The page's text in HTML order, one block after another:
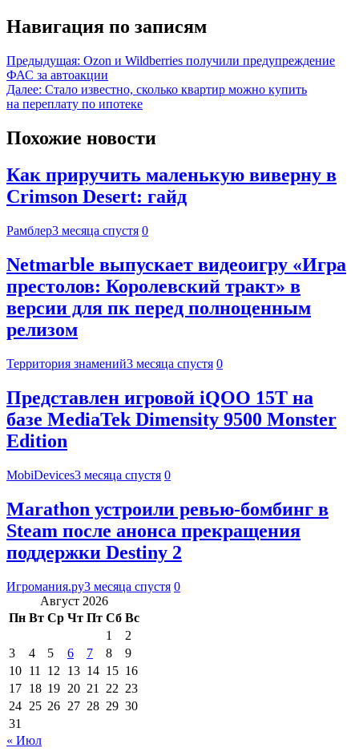
Навигация по записям
Предыдущая: Ozon и Wildberries получили предупреждение
ФАС за автоакции
Далее: Стало известно, сколько квартир можно купить
на переплату по ипотеке
Похожие новости
Как приручить маленькую виверну в
Crimson Desert: гайд
Рамблер3 месяца спустя 0
Netmarble выпускает видеоигру «Игра
престолов: Королевский тракт» в
версии для пк перед полноценным
релизом
Территория знамений3 месяца спустя 0
Представлен игровой iQOO 15T на
базе MediaTek Dimensity 9500 Monster
Edition
MobiDevices3 месяца спустя 0
Marathon устроили ревью-бомбинг в
Steam после анонса прекращения
поддержки Destiny 2
Игромания.ру3 месяца спустя 0
Август 2026
Пн Вт Ср Чт Пт Сб Вс
1
2
3
4 5 6 7 8
9
10 11 12 13 14 15 16
17 18 19 20 21 22 23
24 25 26 27 28 29 30
31
« Июл